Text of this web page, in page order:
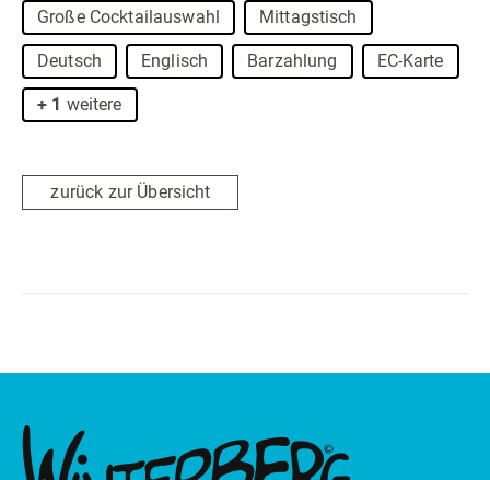
Große Cocktailauswahl Mittagstisch
Deutsch Englisch Barzahlung EC-Karte
+ 1 weitere
zurück zur Übersicht